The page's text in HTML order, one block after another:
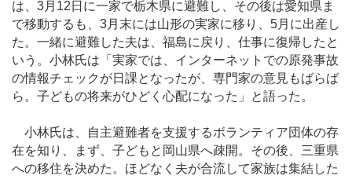
は、3月12日に一家で栃木県に避難し、その後は愛知県ま
で移動するも、3月末には山形の実家に移り、5月に出産し
た。一緒に避難した夫は、福島に戻り、仕事に復帰したと
いう。小林氏は「実家では、インターネットでの原発事故
の情報チェックが日課となったが、専門家の意見もばらば
ら。子どもの将来がひどく心配になった」と語った。
小林氏は、自主避難者を支援するボランティア団体の存
在を知り、まず、子どもと岡山県へ疎開。その後、三重県
への移住を決めた。ほどなく夫が合流して家族は集結した